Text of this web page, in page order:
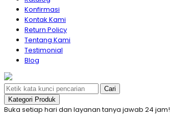
Konfirmasi
Kontak Kami
Return Policy
Tentang Kami
Testimonial
Blog
Cari
Kategori Produk
Buka setiap hari dan layanan tanya jawab 24 jam!